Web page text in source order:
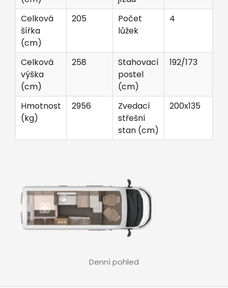
Celková
šířka
(cm)
205
Počet
lůžek
4
Celková
výška
(cm)
258
Stahovací
postel
(cm)
192/173
Hmotnost
(kg)
2956
Zvedací
střešní
stan (cm)
200x135
Denní pohled